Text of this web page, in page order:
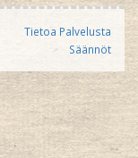
Tietoa Palvelusta
Säännöt